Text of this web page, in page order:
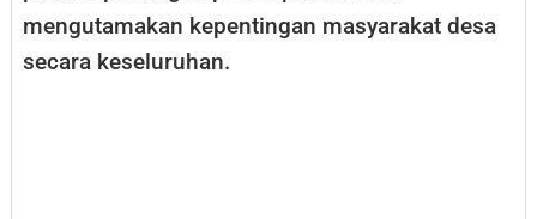
mengutamakan kepentingan masyarakat desa
secara keseluruhan.